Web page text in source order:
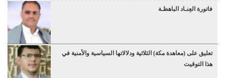
فاتورة العِنـاد الباهظـة
تعليق على (معاهدة مكة) الثلاثية ودلالاتها السياسية والأمنية في
هذا التوقيت